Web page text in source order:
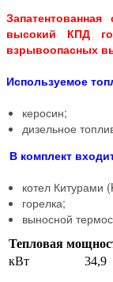
высокий КПД
взрывоопасных
Используемое
керосин;
дизельное
В комплект
котел Китурами
горелка;
выносной
Тепловая
кВт
34,9